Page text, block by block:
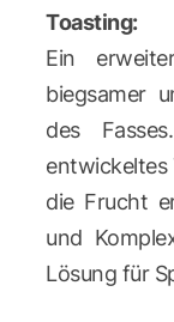
Toasting:
Ein
biegsamer
des
entwickeltes
die Frucht
und
Lösung für